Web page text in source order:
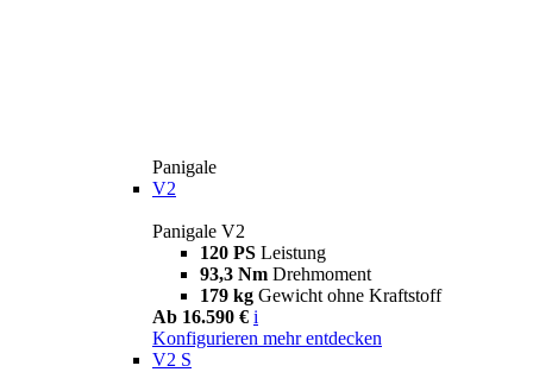
Panigale
V2
Panigale V2
120 PS Leistung
93,3 Nm Drehmoment
179 kg Gewicht ohne Kraftstoff
Ab 16.590 € i
Konfigurieren mehr entdecken
V2 S